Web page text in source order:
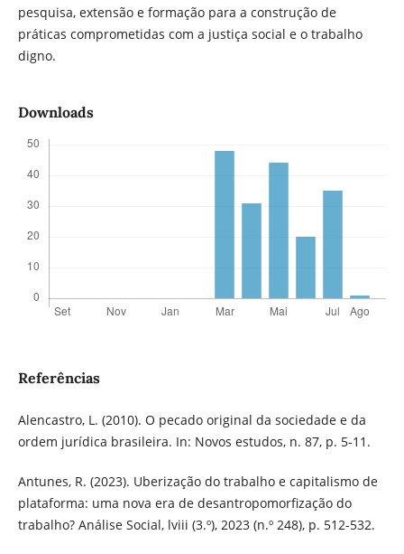
pesquisa, extensão e formação para a construção de
práticas comprometidas com a justiça social e o trabalho
digno.
Downloads
Referências
Alencastro, L. (2010). O pecado original da sociedade e da
ordem jurídica brasileira. In: Novos estudos, n. 87, p. 5-11.
Antunes, R. (2023). Uberização do trabalho e capitalismo de
plataforma: uma nova era de desantropomorfização do
trabalho? Análise Social, lviii (3.º), 2023 (n.º 248), p. 512-532.